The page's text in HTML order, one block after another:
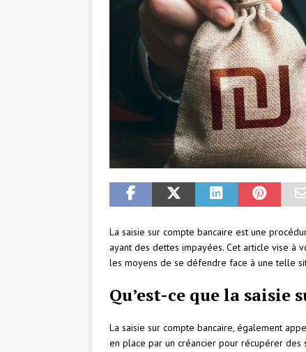
La saisie sur compte bancaire est une
ayant des dettes impayées. Cet article vise à
les moyens de se défendre face à une telle
Qu’est-ce que la saisie
La saisie sur compte bancaire, également
en place par un créancier pour récupérer